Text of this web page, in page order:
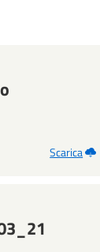
Scarica